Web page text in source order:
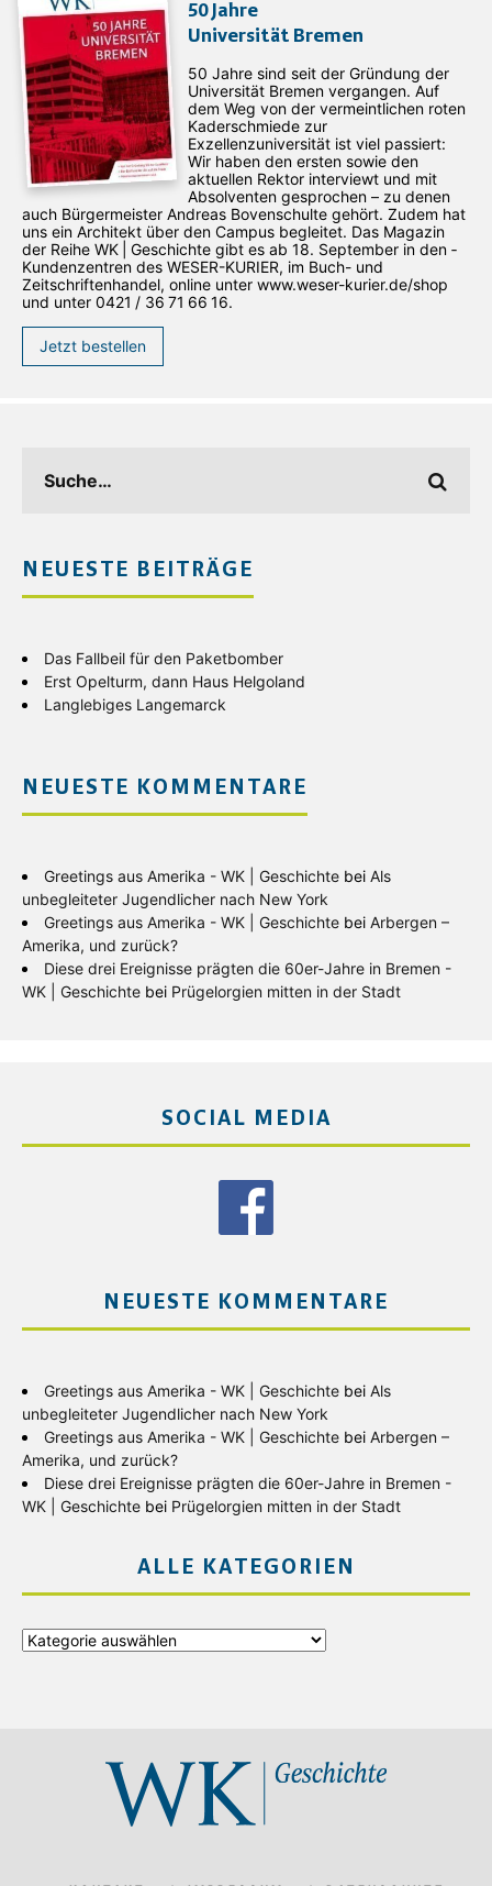
50 Jahre
Universität Bremen
50 Jahre sind seit der Gründung der
Universität Bremen vergangen. Auf
dem Weg von der vermeintlichen roten
Kaderschmiede zur
Exzellenzuniversität ist viel passiert:
Wir haben den ersten sowie den
aktuellen Rektor interviewt und mit
Absolventen gesprochen – zu denen
auch Bürgermeister Andreas Bovenschulte gehört. Zudem hat
uns ein Architekt über den Campus begleitet. Das Magazin
der Reihe WK | Geschichte gibt es ab 18. September in den ­
Kundenzentren des WESER-­KURIER, im Buch- und
Zeitschriftenhandel, online unter www.weser-kurier.de/shop
und unter 0421 / 36 71 66 16.
Jetzt bestellen
NEUESTE BEITRÄGE
Das Fallbeil für den Paketbomber
Erst Opelturm, dann Haus Helgoland
Langlebiges Langemarck
NEUESTE KOMMENTARE
Greetings aus Amerika - WK | Geschichte bei Als
unbegleiteter Jugendlicher nach New York
Greetings aus Amerika - WK | Geschichte bei Arbergen –
Amerika, und zurück?
Diese drei Ereignisse prägten die 60er-Jahre in Bremen -
WK | Geschichte bei Prügelorgien mitten in der Stadt
SOCIAL MEDIA
NEUESTE KOMMENTARE
Greetings aus Amerika - WK | Geschichte bei Als
unbegleiteter Jugendlicher nach New York
Greetings aus Amerika - WK | Geschichte bei Arbergen –
Amerika, und zurück?
Diese drei Ereignisse prägten die 60er-Jahre in Bremen -
WK | Geschichte bei Prügelorgien mitten in der Stadt
ALLE KATEGORIEN
Alle